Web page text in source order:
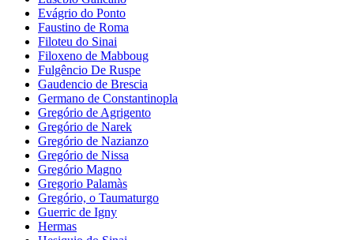
Evágrio do Ponto
Faustino de Roma
Filoteu do Sinai
Filoxeno de Mabboug
Fulgêncio De Ruspe
Gaudencio de Brescia
Germano de Constantinopla
Gregório de Agrigento
Gregório de Narek
Gregório de Nazianzo
Gregório de Nissa
Gregório Magno
Gregorio Palamàs
Gregório, o Taumaturgo
Guerric de Igny
Hermas